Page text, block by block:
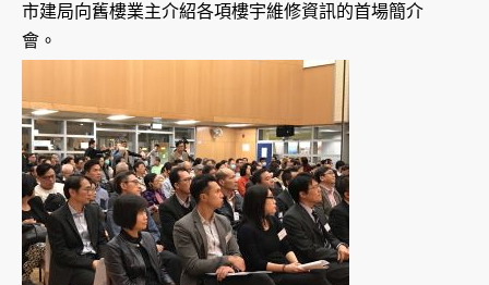
市建局向舊樓業主介紹各項樓宇維修資訊的首場簡介
會。